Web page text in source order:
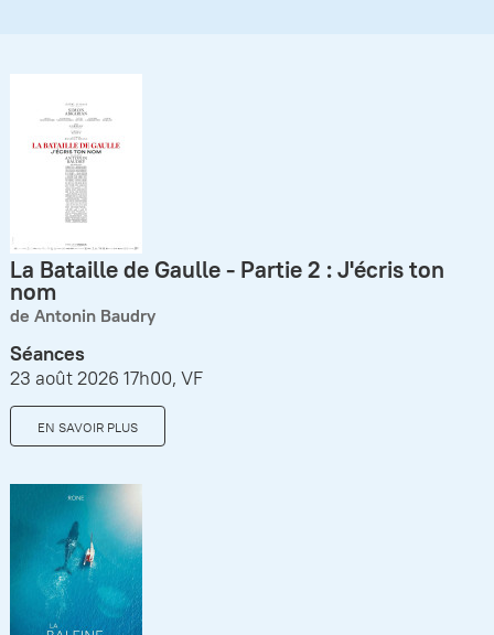
La Bataille de Gaulle - Partie 2 : J'écris ton
nom
de Antonin Baudry
Séances
23 août 2026 17h00, VF
EN SAVOIR PLUS